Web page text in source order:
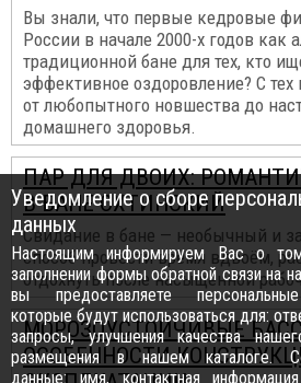
Вы знали, что первые кедровые
России в начале 2000-х годов как
традиционной бане для тех, кто
эффективное оздоровление? С
от любопытного новшества до
домашнего здоровья.
ПАР ДЛЯ ДВОИХ:
В БАНЕ ОХТИНСКИЙ
Свидание в бане — необычный и
способ провести время вдвоём,
отдохнуть после насыщенной
МОРОЗОУСТОЙЧИВЫЕ
ОСОБЕННОСТИ
Уведомление о сборе
данных
Настоящим информируем Вас о
заполнении формы обратной связи на
вы предоставляете
которые будут использоваться для:
запросы, улучшения качества
размещения в нашем каталоге.
данные: имя, контактная